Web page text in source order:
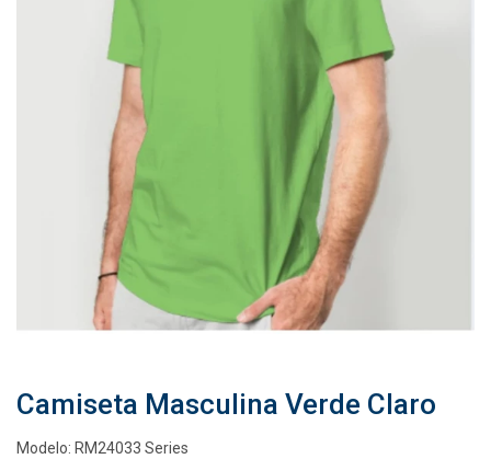
Camiseta Masculina Verde Claro
Modelo: RM24033 Series